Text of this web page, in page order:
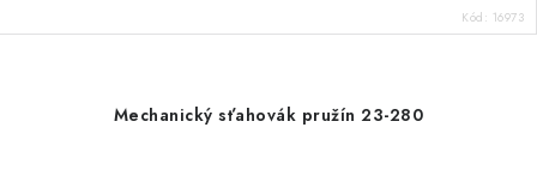
Kód: 16973
Mechanický sťahovák pružín 23-280